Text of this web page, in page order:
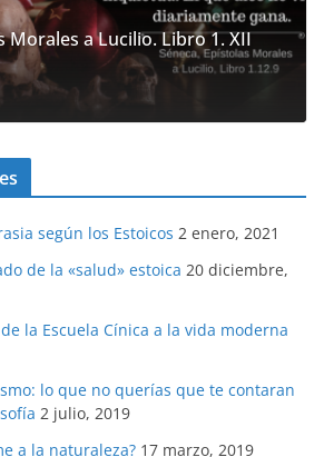
Morales a Lucilio. Libro 1. XII
según los Estoicos 2 enero, 2021
de la «salud» estoica 20 diciembre,
la Escuela Cínica a la vida moderna
lo que no querías que te contaran
2 julio, 2019
a la naturaleza? 17 marzo, 2019